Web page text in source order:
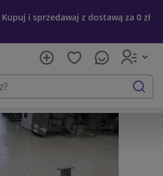
i sprzedawaj z dostawą za 0 zł
szukaj